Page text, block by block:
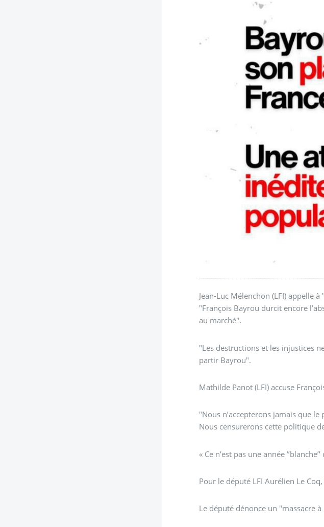
Jean-Luc Mélenchon (LFI) appelle
"François Bayrou durcit encore
au marché".
"Les destructions et les injustices
partir Bayrou".
Mathilde Panot (LFI) accuse
"Nous n’accepterons jamais que
Nous censurerons cette politique
« Ce n’est pas une année
Pour le député LFI Aurélien Le
Le député dénonce un "massacre